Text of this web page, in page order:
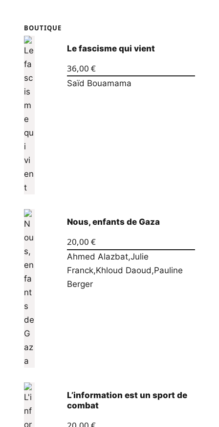
BOUTIQUE
Le fascisme qui vient
36,00 €
Saïd Bouamama
Nous, enfants de Gaza
20,00 €
Ahmed Alazbat,Julie
Franck,Khloud Daoud,Pauline
Berger
L’information est un sport de
combat